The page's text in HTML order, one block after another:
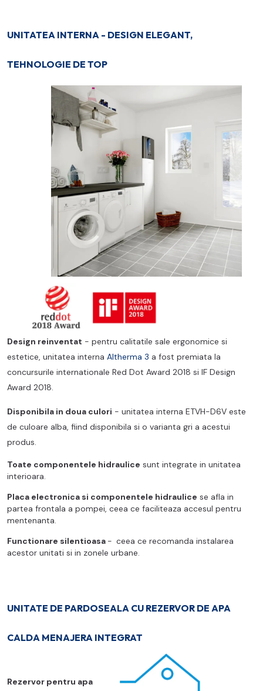
UNITATEA INTERNA - DESIGN ELEGANT,
TEHNOLOGIE DE TOP
Design reinventat - pentru calitatile sale ergonomice si
estetice, unitatea interna Altherma 3 a fost premiata la
concursurile internationale Red Dot Award 2018 si IF Design
Award 2018.
Disponibila in doua culori - unitatea interna ETVH-D6V este
de culoare alba, fiind disponibila si o varianta gri a acestui
produs.
Toate componentele hidraulice sunt integrate in unitatea
interioara.
Placa electronica si componentele hidraulice se afla in
partea frontala a pompei, ceea ce faciliteaza accesul pentru
mentenanta.
Functionare silentioasa - ceea ce recomanda instalarea
acestor unitati si in zonele urbane.
UNITATE DE PARDOSEALA CU REZERVOR DE APA
CALDA MENAJERA INTEGRAT
Rezervor pentru apa